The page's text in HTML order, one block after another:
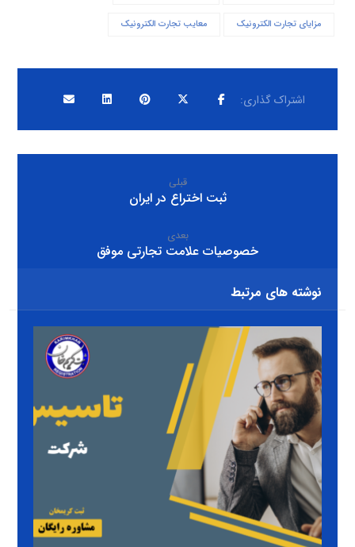
مزایای تجارت الکترونیک معایب تجارت الکترونیک
قبلی
ثبت اختراع در ایران
بعدی
خصوصیات علامت تجارتی موفق
نوشته های مرتبط